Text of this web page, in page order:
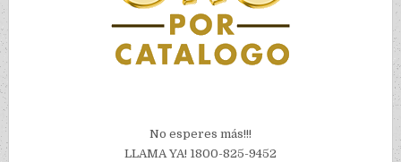
​No esperes más!!!
LLAMA YA! 1800-825-9452